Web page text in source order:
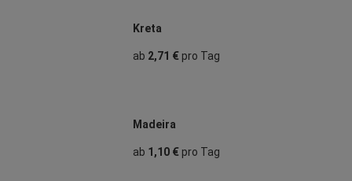
Kreta
ab 2,71 €pro Tag
Madeira
ab 1,10 €pro Tag